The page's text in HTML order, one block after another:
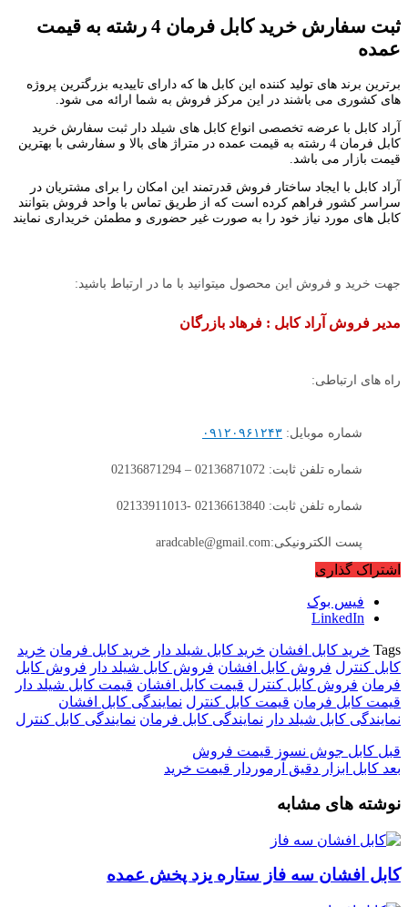
ثبت سفارش خرید کابل فرمان 4 رشته به قیمت
عمده
برترین برند های تولید کننده این کابل ها که دارای تاییدیه بزرگترین پروژه
های کشوری می باشند در این مرکز فروش به شما ارائه می شود.
آراد کابل با عرضه تخصصی انواع کابل های شیلد دار ثبت سفارش خرید
کابل فرمان 4 رشته به قیمت عمده در متراژ های بالا و سفارشی با بهترین
قیمت بازار می باشد.
آراد کابل با ایجاد ساختار فروش قدرتمند این امکان را برای مشتریان در
سراسر کشور فراهم کرده است که از طریق تماس با واحد فروش بتوانند
کابل های مورد نیاز خود را به صورت غیر حضوری و مطمئن خریداری نمایند
جهت خرید و فروش این محصول میتوانید با ما در ارتباط باشید:
مدیر فروش آراد کابل : فرهاد بازرگان
راه های ارتباطی:
شماره موبایل: ۰۹۱۲۰۹۶۱۲۴۳
شماره تلفن ثابت: 02136871072 – 02136871294
شماره تلفن ثابت: 02136613840 -02133911013
پست الکترونیکی:aradcable@gmail.com
اشتراک گذاری
فیس بوک
LinkedIn
Tags خرید کابل افشان خرید کابل شیلد دار خرید کابل فرمان خرید
کابل کنترل فروش کابل افشان فروش کابل شیلد دار فروش کابل
فرمان فروش کابل کنترل قیمت کابل افشان قیمت کابل شیلد دار
قیمت کابل فرمان قیمت کابل کنترل نمایندگی کابل افشان
نمایندگی کابل شیلد دار نمایندگی کابل فرمان نمایندگی کابل کنترل
قبل کابل جوش نسوز قیمت فروش
بعد کابل ابزار دقیق آرموردار قیمت خرید
نوشته های مشابه
کابل افشان سه فاز ستاره یزد پخش عمده